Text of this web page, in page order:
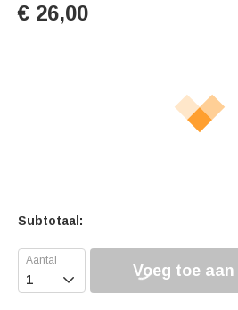
€ 26,00
Subtotaal:
 Voeg toe